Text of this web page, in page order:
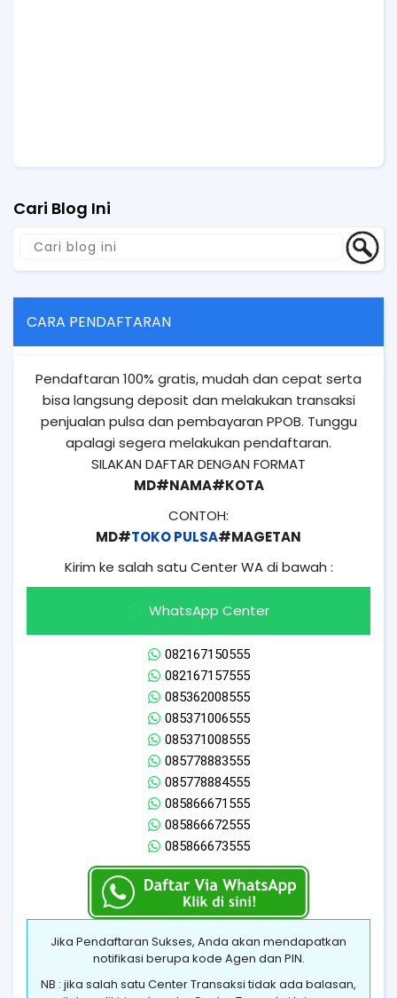
Cari Blog Ini
CARA PENDAFTARAN
Pendaftaran 100% gratis, mudah dan cepat serta
bisa langsung deposit dan melakukan transaksi
penjualan pulsa dan pembayaran PPOB. Tunggu
apalagi segera melakukan pendaftaran.
SILAKAN DAFTAR DENGAN FORMAT
MD#NAMA#KOTA
CONTOH:
MD#TOKO PULSA#MAGETAN
Kirim ke salah satu Center WA di bawah :
WhatsApp Center
082167150555
082167157555
085362008555
085371006555
085371008555
085778883555
085778884555
085866671555
085866672555
085866673555
Jika Pendaftaran Sukses, Anda akan mendapatkan
notifikasi berupa kode Agen dan PIN.
NB : jika salah satu Center Transaksi tidak ada balasan,